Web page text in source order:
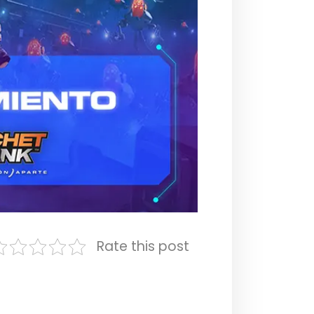
Rate this post